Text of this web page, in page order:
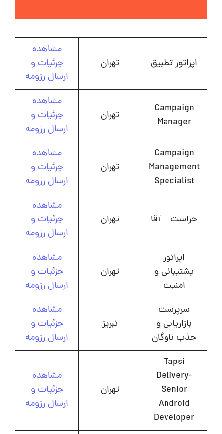
اپراتور تطبیق تهران
مشاهده
جزئیات و
ارسال رزومه
Campaign
Manager
تهران
مشاهده
جزئیات و
ارسال رزومه
Campaign
Management
Specialist
تهران
مشاهده
جزئیات و
ارسال رزومه
حراست – آقا تهران
مشاهده
جزئیات و
ارسال رزومه
اپراتور
پشتیبانی و
امنیت
تهران
مشاهده
جزئیات و
ارسال رزومه
سرپرست
بازاریابی و
جذب ناوگان
تبریز
مشاهده
جزئیات و
ارسال رزومه
Tapsi
Delivery-
Senior
Android
Developer
تهران
مشاهده
جزئیات و
ارسال رزومه